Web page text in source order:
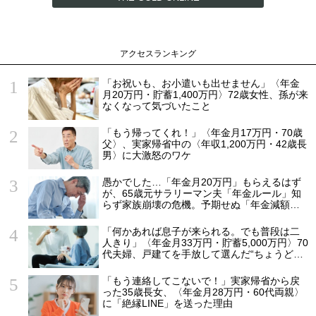
アクセスランキング
「お祝いも、お小遣いも出せません」〈年金
月20万円・貯蓄1,400万円〉72歳女性、孫が来
なくなって気づいたこと
「もう帰ってくれ！」〈年金月17万円・70歳
父〉、実家帰省中の〈年収1,200万円・42歳長
男〉に大激怒のワケ
愚かでした…「年金月20万円」もらえるはず
が、65歳元サラリーマン夫「年金ルール」知
らず家族崩壊の危機。予期せぬ「年金減額」5
「何かあれば息子が来られる。でも普段は二
人きり」〈年金月33万円・貯蓄5,000万円〉70
代夫婦、戸建てを手放して選んだ“ちょうどい
「もう連絡してこないで！」実家帰省から戻
った35歳長女、〈年金月28万円・60代両親〉
に「絶縁LINE」を送った理由